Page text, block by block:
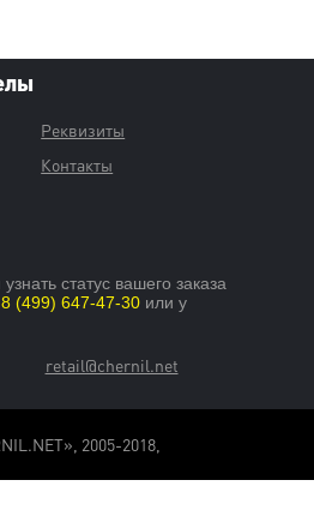
Реквизиты
Контакты
статус вашего заказа
8 (499) 647-47-30 или у
retail@chernil.net
2005-2018,